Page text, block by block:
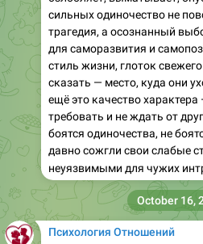
сильных одиночество не
трагедия, а осознанный
для саморазвития и
стиль жизни, глоток
сказать — место, куда они
ещё это качество
требовать и не ждать от
боятся одиночества, не
давно сожгли свои слабые
неуязвимыми для чужих
Психология Отношений
October 16,